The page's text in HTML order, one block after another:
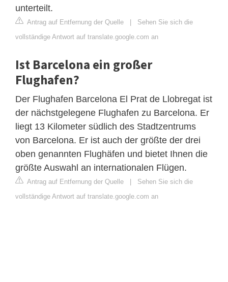
unterteilt.
Antrag auf Entfernung der Quelle | Sehen Sie sich die
vollständige Antwort auf translate.google.com an
Ist Barcelona ein großer
Flughafen?
Der Flughafen Barcelona El Prat de Llobregat ist
der nächstgelegene Flughafen zu Barcelona. Er
liegt 13 Kilometer südlich des Stadtzentrums
von Barcelona. Er ist auch der größte der drei
oben genannten Flughäfen und bietet Ihnen die
größte Auswahl an internationalen Flügen.
Antrag auf Entfernung der Quelle | Sehen Sie sich die
vollständige Antwort auf translate.google.com an